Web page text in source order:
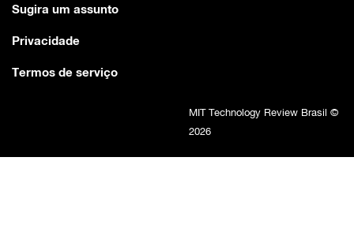
Sugira um assunto
Privacidade
Termos de serviço
MIT Technology Review Brasil ©
2026